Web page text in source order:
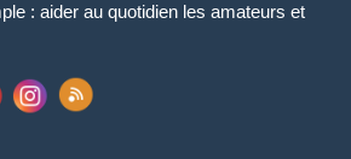
: aider au quotidien les amateurs et